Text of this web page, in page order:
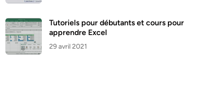
Tutoriels pour débutants et cours pour
apprendre Excel
29 avril 2021